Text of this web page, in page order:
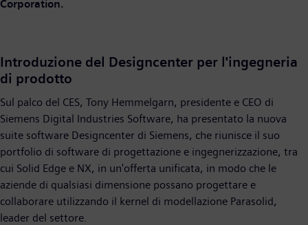
Corporation.
Introduzione del Designcenter per l'ingegneria
di prodotto
Sul palco del CES, Tony Hemmelgarn, presidente e CEO di
Siemens Digital Industries Software, ha presentato la nuova
suite software Designcenter di Siemens, che riunisce il suo
portfolio di software di progettazione e ingegnerizzazione, tra
cui Solid Edge e NX, in un'offerta unificata, in modo che le
aziende di qualsiasi dimensione possano progettare e
collaborare utilizzando il kernel di modellazione Parasolid,
leader del settore.